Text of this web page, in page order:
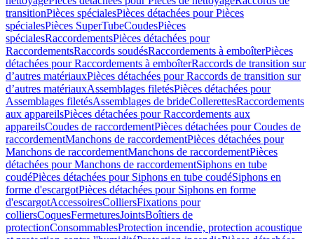
transitionPièces spécialesPièces détachées pour Pièces
spécialesPièces SuperTubeCoudesPièces
spécialesRaccordementsPièces détachées pour
RaccordementsRaccords soudésRaccordements à emboîterPièces
détachées pour Raccordements à emboîterRaccords de transition sur
d’autres matériauxPièces détachées pour Raccords de transition sur
d’autres matériauxAssemblages filetésPièces détachées pour
Assemblages filetésAssemblages de brideCollerettesRaccordements
aux appareilsPièces détachées pour Raccordements aux
appareilsCoudes de raccordementPièces détachées pour Coudes de
raccordementManchons de raccordementPièces détachées pour
Manchons de raccordementManchons de raccordementPièces
détachées pour Manchons de raccordementSiphons en tube
coudéPièces détachées pour Siphons en tube coudéSiphons en
forme d'escargotPièces détachées pour Siphons en forme
d'escargotAccessoiresColliersFixations pour
colliersCoquesFermeturesJointsBoîtiers de
protectionConsommablesProtection incendie, protection acoustique